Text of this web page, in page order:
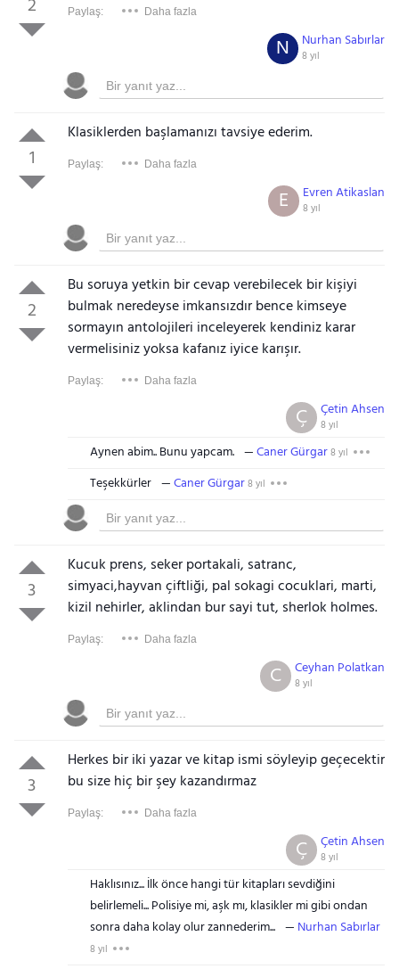
2 Paylaş: Daha fazla
Nurhan Sabırlar
8 yıl
N
1
Klasiklerden başlamanızı tavsiye ederim.
Paylaş: Daha fazla
Evren Atikaslan
8 yıl
E
2
Bu soruya yetkin bir cevap verebilecek bir kişiyi
bulmak neredeyse imkansızdır bence kimseye
sormayın antolojileri inceleyerek kendiniz karar
vermelisiniz yoksa kafanız iyice karışır.
Paylaş: Daha fazla
Çetin Ahsen
8 yıl
Ç
Aynen abim.. Bunu yapcam. Caner Gürgar8 yıl
Teşekkürler Caner Gürgar8 yıl
3
Kucuk prens, seker portakali, satranc,
simyaci,hayvan çiftliği, pal sokagi cocuklari, marti,
kizil nehirler, aklindan bur sayi tut, sherlok holmes.
Paylaş: Daha fazla
Ceyhan Polatkan
8 yıl
C
3
Herkes bir iki yazar ve kitap ismi söyleyip geçecektir
bu size hiç bir şey kazandırmaz
Paylaş: Daha fazla
Çetin Ahsen
8 yıl
Ç
Haklısınız... İlk önce hangi tür kitapları sevdiğini
belirlemeli... Polisiye mi, aşk mı, klasikler mi gibi ondan
sonra daha kolay olur zannederim...
Nurhan Sabırlar
8 yıl
Gezinti Menüsü